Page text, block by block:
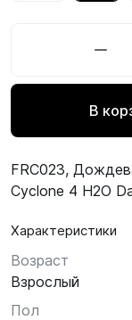
В
FRC023,
Cyclone 4 H2O
Характеристики
Возраст
Взрослый
Пол